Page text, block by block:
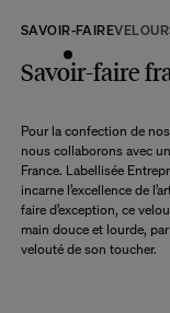
maximum de 10 jours
Une question ?
Consultez notre
SAVOIR-FAIRE
Savoir-faire
Pour la confection de
nous collaborons avec
France. Labellisée
incarne l’excellence de
faire d’exception, ce
main douce et lourde,
velouté de son toucher.